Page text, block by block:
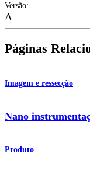
Versão:
A
Páginas
Imagem e ressecção
Nano
Produto